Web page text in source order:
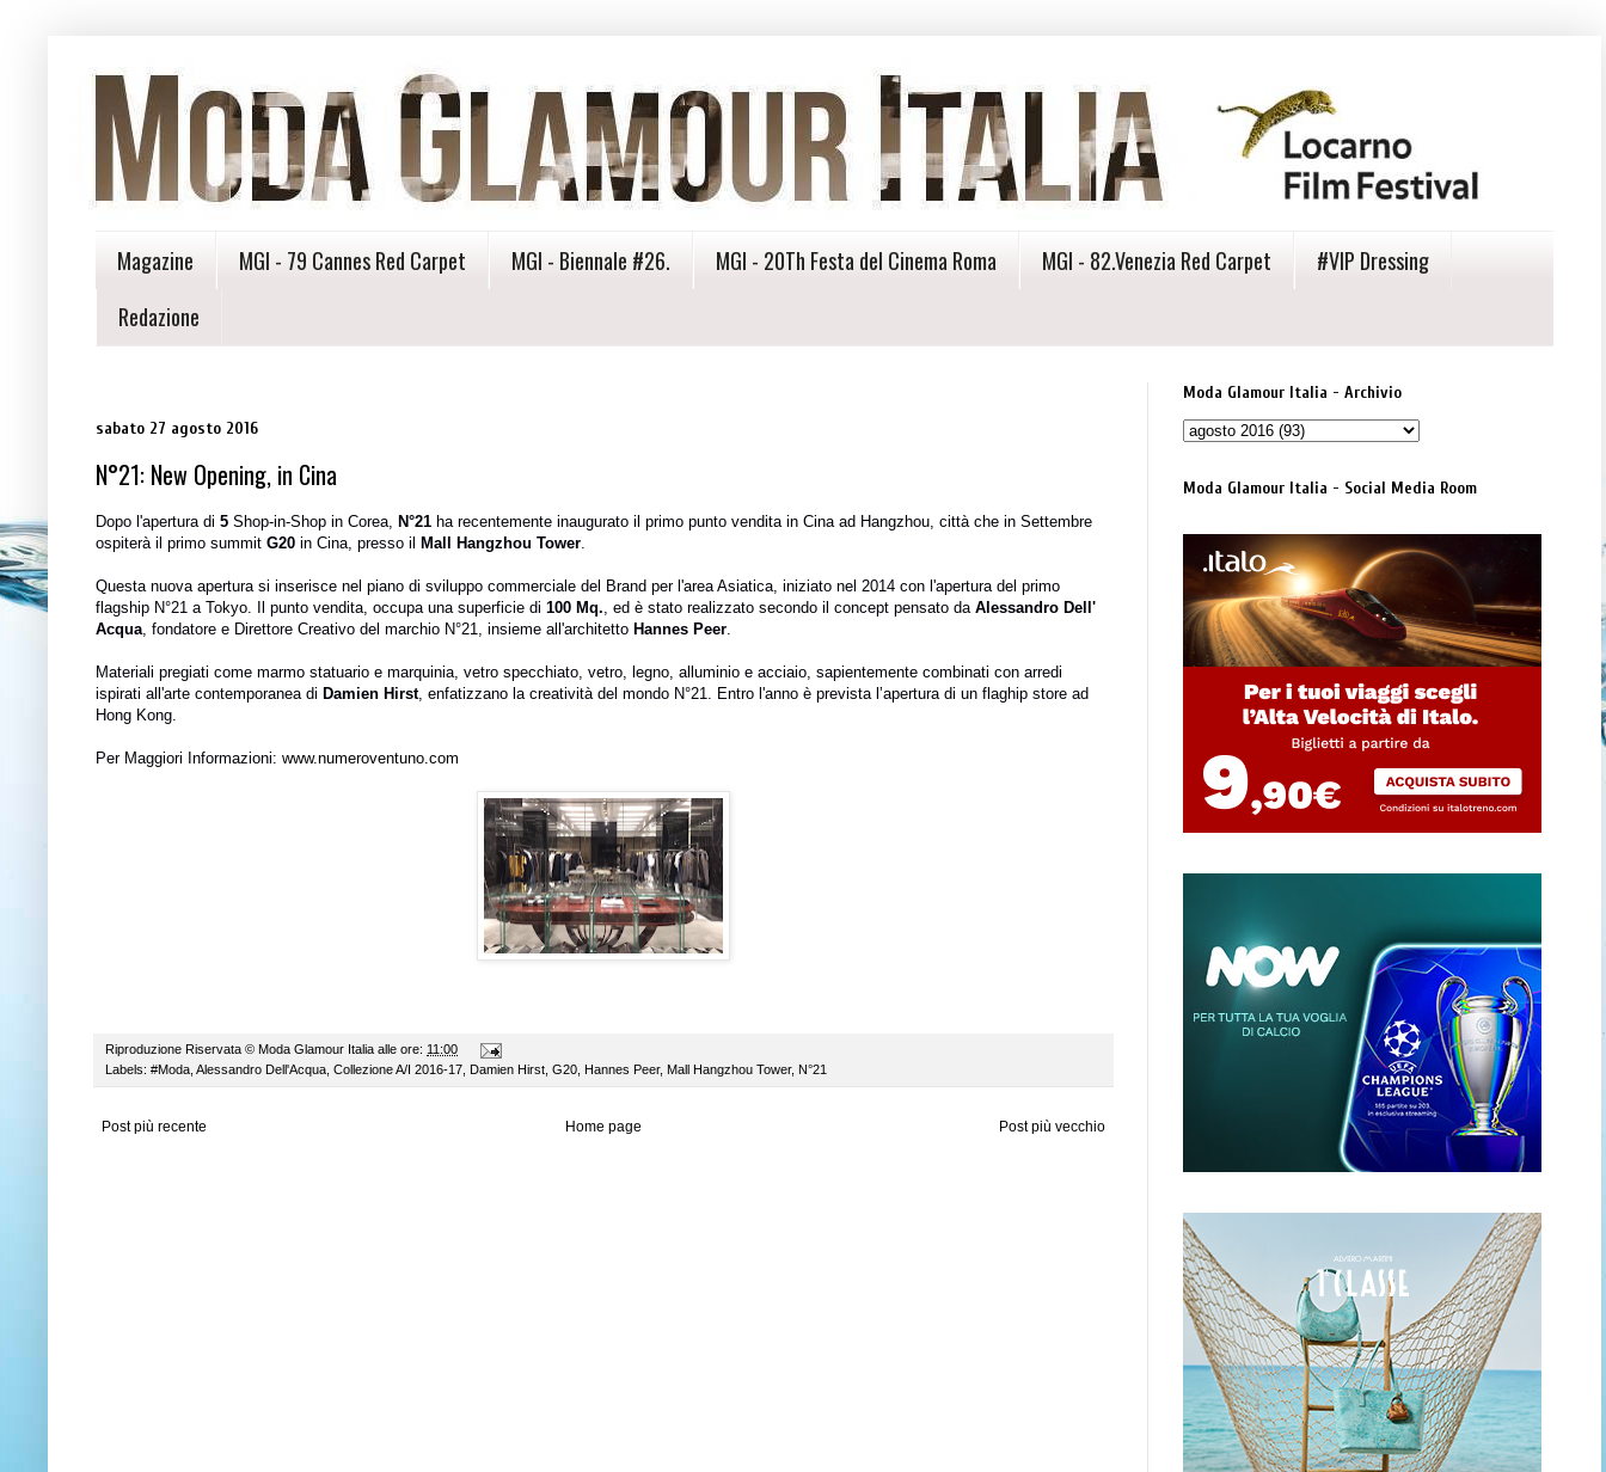
Magazine MGI - 79 Cannes Red Carpet MGI - Biennale #26. MGI - 20Th Festa del Cinema Roma MGI - 82.Venezia Red Carpet
#VIP Dressing
Redazione
sabato 27 agosto 2016
N°21: New Opening, in Cina
Dopo l'apertura di 5 Shop-in-Shop in Corea, N°21 ha recentemente inaugurato il primo punto vendita in Cina ad Hangzhou, città che in Settembre
ospiterà il primo summit G20 in Cina, presso il Mall Hangzhou Tower.
Questa nuova apertura si inserisce nel piano di sviluppo commerciale del Brand per l'area Asiatica, iniziato nel 2014 con l'apertura del primo
flagship N°21 a Tokyo. Il punto vendita, occupa una superficie di 100 Mq., ed è stato realizzato secondo il concept pensato da Alessandro Dell'
Acqua, fondatore e Direttore Creativo del marchio N°21, insieme all'architetto Hannes Peer.
Materiali pregiati come marmo statuario e marquinia, vetro specchiato, vetro, legno, alluminio e acciaio, sapientemente combinati con arredi
ispirati all'arte contemporanea di Damien Hirst, enfatizzano la creatività del mondo N°21. Entro l'anno è prevista l’apertura di un flaghip store ad
Hong Kong.
Per Maggiori Informazioni: www.numeroventuno.com
Riproduzione Riservata © Moda Glamour Italia alle ore: 11:00
Labels: #Moda Alessandro Dell'Acqua Collezione A/I 2016-17 Damien Hirst G20 Hannes Peer, Mall Hangzhou Tower, N°21
Post più recente Post più vecchio
Home page
Moda Glamour Italia - Archivio
Moda Glamour Italia - Social Media Room